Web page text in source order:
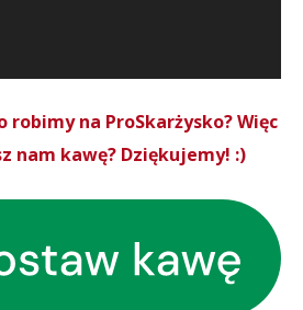
robimy na ProSkarżysko? Więc
nam kawę? Dziękujemy! :)